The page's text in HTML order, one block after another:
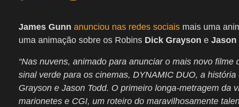
James Gunn anunciou nas redes sociais mais uma
uma animação sobre os Robins Dick Grayson e Jason
“Nas nuvens, animado para anunciar o mais novo
sinal verde para os cinemas, DYNAMIC DUO, a
Grayson e Jason Todd. O primeiro longa-metragem da
marionetes e CGI, um roteiro do maravilhosamente